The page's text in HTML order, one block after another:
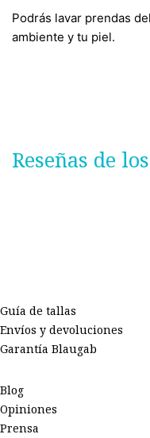
Podrás lavar prendas
ambiente y tu piel.
Reseñas de
Guía de tallas
Envíos y devoluciones
Garantía Blaugab
Blog
Opiniones
Prensa